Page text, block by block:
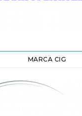
MARCA CIG